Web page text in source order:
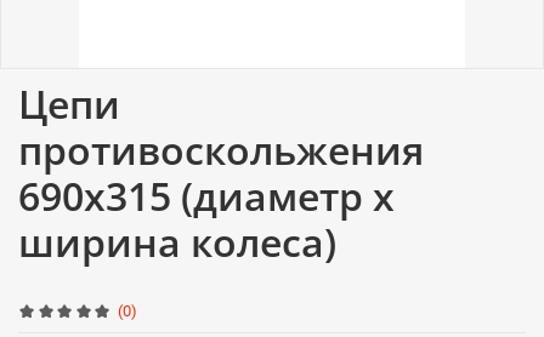
(0)
Цепи
противоскольжения
690x315 (диаметр x
ширина колеса)